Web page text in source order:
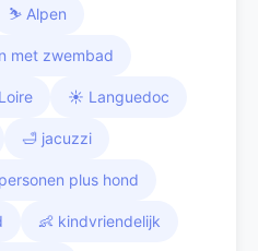
⛷️ Alpen
met zwembad
☀️ Languedoc
🛁 jacuzzi
plus hond
👶 kindvriendelijk